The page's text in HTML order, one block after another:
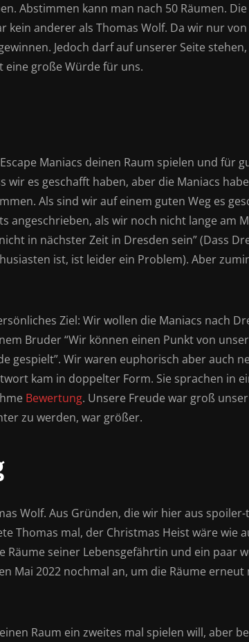
Abstimmen kann man nach 50 Räumen.
kein anderer als Thomas Wolf. Da wir nur
Jedoch darf auf unserer Seite
große Würde für uns.
Maniacs deinen Raum spielen und für
wir es geschafft haben, aber die Maniacs
Als sind wir auf einem guten Weg es
angeschrieben, als wir noch nicht lange am
in nächster Zeit in Dresden sein” (Dass
ist, ist leider ein Problem). Aber
Ziel: Wir wollen die Maniacs nach
Bruder “Wir können einen Punkt von
gespielt”. Wir waren euphorisch aber auch
kam in doppelter Form. Sie sprachen in
Bewertung. Unsere Freude war groß
zu werden, war größer.
Wolf. Aus Gründen, die wir hier aus
Thomas mal, der Christmas Heist wäre wie
Räume seiner Lebensgefährtin und ein paar
Mai 2022 nochmal an, um die Räume
Raum ein zweites mal spielen will, aber